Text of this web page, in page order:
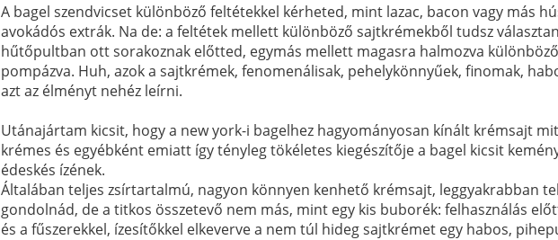
A bagel szendvicset különböző feltétekkel kérheted, mint lazac, bacon vagy más
avokádós extrák. Na de: a feltétek mellett különböző sajtkrémekből tudsz
hűtőpultban ott sorakoznak előtted, egymás mellett magasra halmozva
pompázva. Huh, azok a sajtkrémek, fenomenálisak, pehelykönnyűek, finomak,
azt az élményt nehéz leírni.
Utánajártam kicsit, hogy a new york-i bagelhez hagyományosan kínált krémsajt
krémes és egyébként emiatt így tényleg tökéletes kiegészítője a bagel kicsit
édeskés ízének.
Általában teljes zsírtartalmú, nagyon könnyen kenhető krémsajt, leggyakrabban
gondolnád, de a titkos összetevő nem más, mint egy kis buborék: felhasználás
és a fűszerekkel, ízesítőkkel elkeverve a nem túl hideg sajtkrémet egy habos,